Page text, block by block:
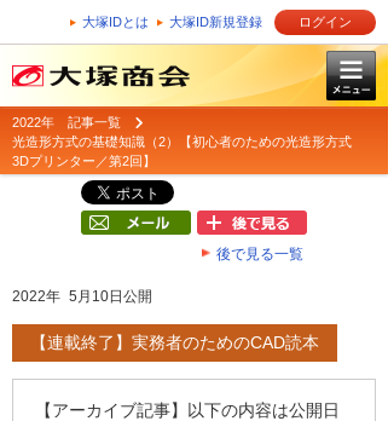
大塚IDとは 大塚ID新規登録 ログイン
2022年 記事一覧
光造形方式の基礎知識（2）【初心者のための光造形方式
3Dプリンター／第2回】
後で見る一覧
2022年 5月10日公開
【連載終了】実務者のためのCAD読本
【アーカイブ記事】以下の内容は公開日